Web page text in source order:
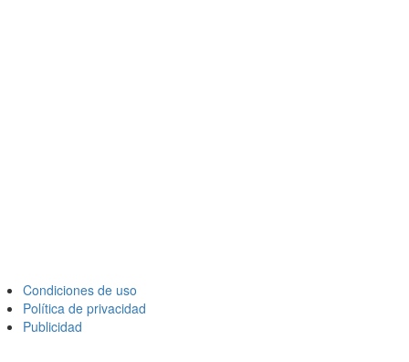
Condiciones de uso
Política de privacidad
Publicidad